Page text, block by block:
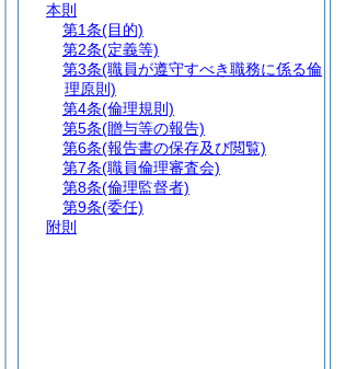
本則
第1条(目的)
第2条(定義等)
第3条(職員が遵守すべき職務に係る倫
理原則)
第4条(倫理規則)
第5条(贈与等の報告)
第6条(報告書の保存及び閲覧)
第7条(職員倫理審査会)
第8条(倫理監督者)
第9条(委任)
附則